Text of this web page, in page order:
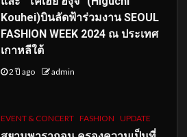
Kouhei)บินลัดฟ้าร่วมงาน SEOUL
FASHION WEEK 2024 ณ ประเทศ
เกาหลีใต้
2 ปี ago admin
EVENT & CONCERT FASHION UPDATE